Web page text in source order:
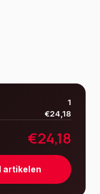
1
€24,18
€24,18
artikelen